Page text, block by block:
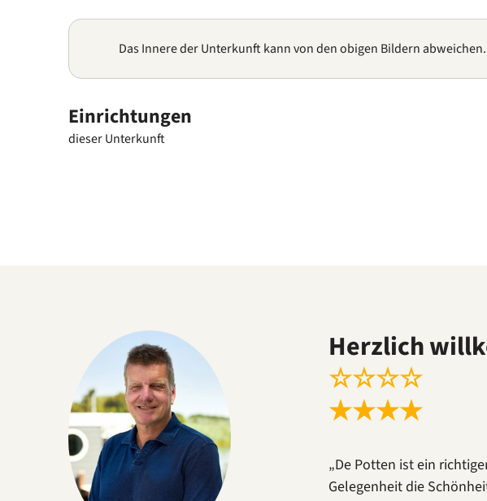
Das Innere der Unterkunft kann von den obigen Bildern abweichen.
Einrichtungen
dieser Unterkunft
Herzlich
☆☆☆☆
★★★★
„De Potten ist ein
Gelegenheit die